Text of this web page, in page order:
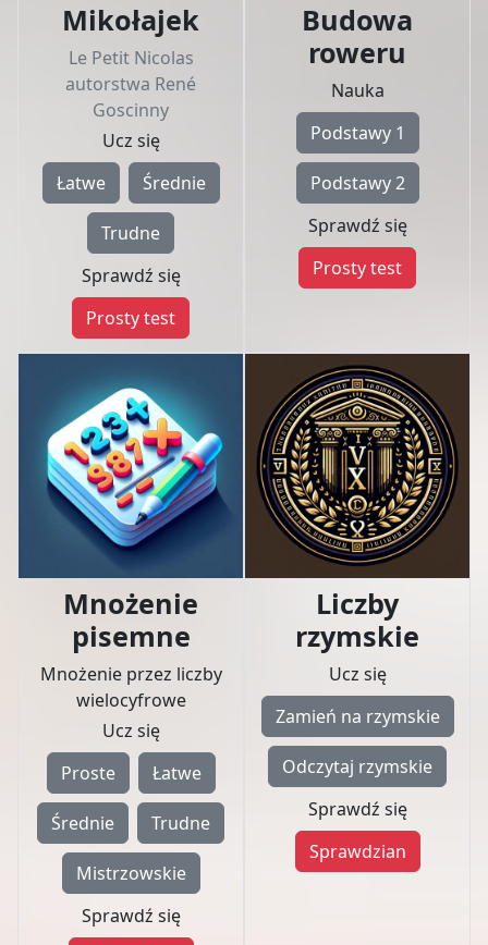
Mikołajek
Le Petit Nicolas
autorstwa René
Goscinny
Ucz się
Łatwe
Średnie
Trudne
Sprawdź się
Prosty test
Budowa
roweru
Nauka
Podstawy 1
Podstawy 2
Sprawdź się
Prosty test
Mnożenie
pisemne
Mnożenie przez liczby
wielocyfrowe
Ucz się
Proste
Łatwe
Średnie Trudne
Mistrzowskie
Sprawdź się
Liczby
rzymskie
Ucz się
Zamień na rzymskie
Odczytaj rzymskie
Sprawdź się
Sprawdzian